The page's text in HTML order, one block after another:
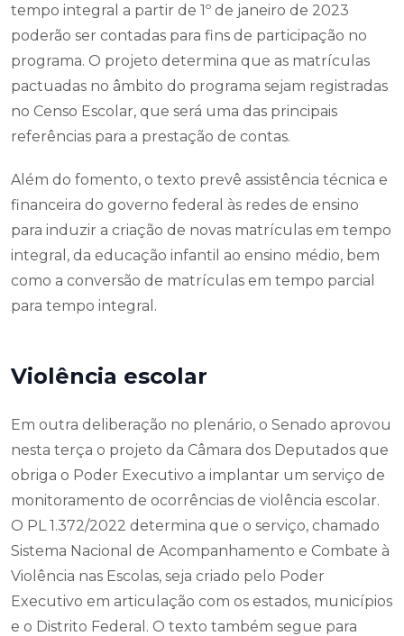
tempo integral a partir de 1º de janeiro de 2023
poderão ser contadas para fins de participação no
programa. O projeto determina que as matrículas
pactuadas no âmbito do programa sejam registradas
no Censo Escolar, que será uma das principais
referências para a prestação de contas.
Além do fomento, o texto prevê assistência técnica e
financeira do governo federal às redes de ensino
para induzir a criação de novas matrículas em tempo
integral, da educação infantil ao ensino médio, bem
como a conversão de matrículas em tempo parcial
para tempo integral.
Violência escolar
Em outra deliberação no plenário, o Senado aprovou
nesta terça o projeto da Câmara dos Deputados que
obriga o Poder Executivo a implantar um serviço de
monitoramento de ocorrências de violência escolar.
O PL 1.372/2022 determina que o serviço, chamado
Sistema Nacional de Acompanhamento e Combate à
Violência nas Escolas, seja criado pelo Poder
Executivo em articulação com os estados, municípios
e o Distrito Federal. O texto também segue para